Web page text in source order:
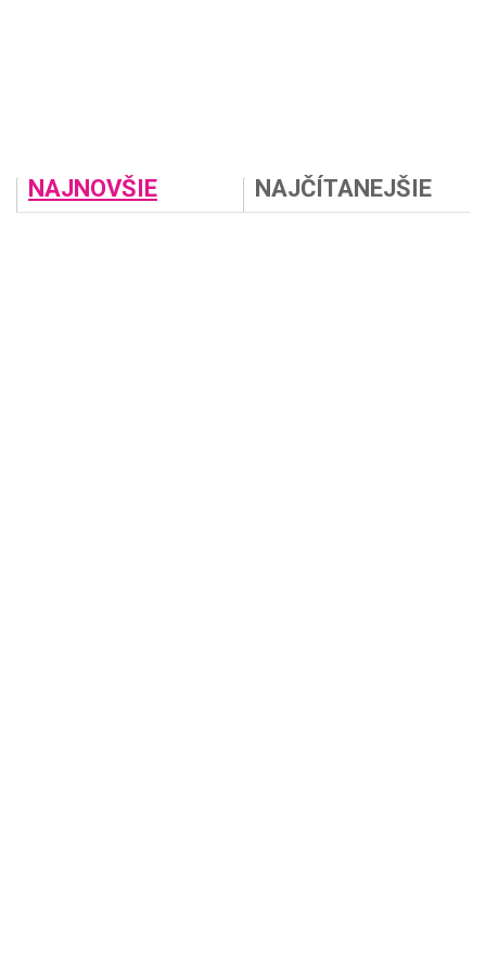
NAJNOVŠIE NAJČÍTANEJŠIE